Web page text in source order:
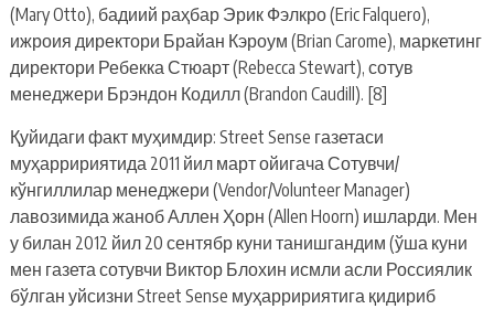
(Mary Otto), бадиий раҳбар Эрик Фэлкро (Eric Falquero),
ижроия директори Брайан Кэроум (Brian Carome), маркетинг
директори Ребекка Стюарт (Rebecca Stewart), сотув
менеджери Брэндон Кодилл (Brandon Caudill). [8]
Қуйидаги факт муҳимдир: Street Sense газетаси
муҳарририятида 2011 йил март ойигача Сотувчи/
кўнгиллилар менеджери (Vendor/Volunteer Manager)
лавозимида жаноб Аллен Ҳорн (Allen Hoorn) ишларди. Мен
у билан 2012 йил 20 сентябр куни танишгандим (ўша куни
мен газета сотувчи Виктор Блохин исмли асли Россиялик
бўлган уйсизни Street Sense муҳарририятига қидириб